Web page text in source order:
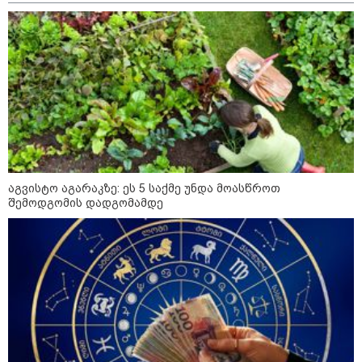
"სა­მარ­ცხვი­ნოა ეს ყვე­ლა­ფე­რი,
ყვე­ლა­ზე რბი­ლად რომ ვთქვა!" -
ნანკა კალატოზიშვილი გიორგი
ბარამიძის განცხადებას
ეხმაურება
"ეს ის ადგილია, საიდანაც
გუშინდელი ვიდეო ვირუსულად
გავრცელდა.... დანარჩენი თქვენ
განსაჯეთ, რამდენად
შესაძლებელია აქ ადამიანის
გადავარდნა" - რა კადრებს
აქვეყნებს კობა ახალაძე
მლეთიდან, სადაც 12 წლის წინ
გურამ დადიანიძე გაუჩინარდა?
პოლიტიკა
აგვისტო აგარაკზე: ეს 5 საქმე უნდა მოასწროთ
შემოდგომის დადგომამდე